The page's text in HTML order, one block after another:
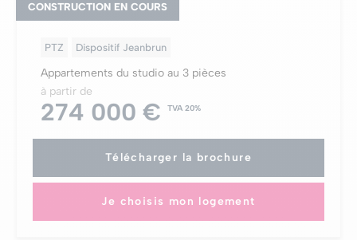
CONSTRUCTION EN COURS
PTZ Dispositif Jeanbrun
Appartements du studio au 3 pièces
à partir de
274 000 € TVA 20%
Télécharger la brochure
Je choisis mon logement